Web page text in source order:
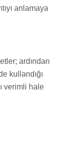
anlamaya
ardından
kullandığı
verimli hale